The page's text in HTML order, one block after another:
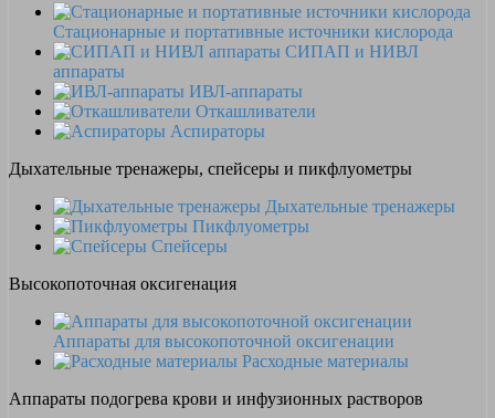
Стационарные и портативные источники кислорода
СИПАП и НИВЛ
аппараты
ИВЛ-аппараты
Откашливатели
Аспираторы
Дыхательные тренажеры, спейсеры и пикфлуометры
Дыхательные тренажеры
Пикфлуометры
Спейсеры
Высокопоточная оксигенация
Аппараты для высокопоточной оксигенации
Расходные материалы
Аппараты подогрева крови и инфузионных растворов